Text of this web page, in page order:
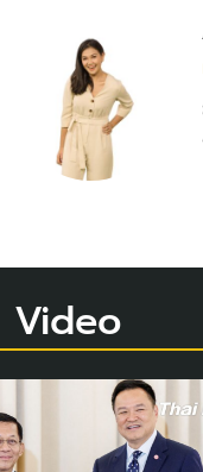
Video